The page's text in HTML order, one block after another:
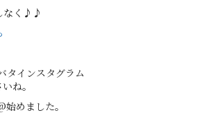
なく♪♪
タインスタグラム
ね。
めました。